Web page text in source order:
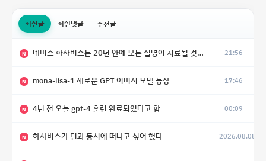
최신글 최신댓글 추천글
N 데미스 하사비스는 20년 안에 모든 질병이 치료될 것으로 예상한다. 21:56
N mona-lisa-1 새로운 GPT 이미지 모델 등장 17:46
N 4년 전 오늘 gpt-4 훈련 완료되었다고 함 00:09
N 하사비스가 딘과 동시에 떠나고 싶어 했다 2026.08.08